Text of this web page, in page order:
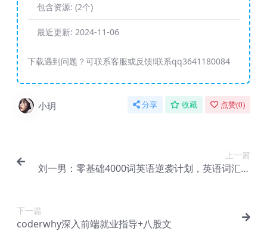
包含资源: (2个)
最近更新: 2024-11-06
下载遇到问题？可联系客服或反馈!联系qq3641180084
小玥 分享 收藏 点赞(0)
上一篇
刘一男：零基础4000词英语逆袭计划，英语词汇速
下一篇
coderwhy深入前端就业指导+八股文